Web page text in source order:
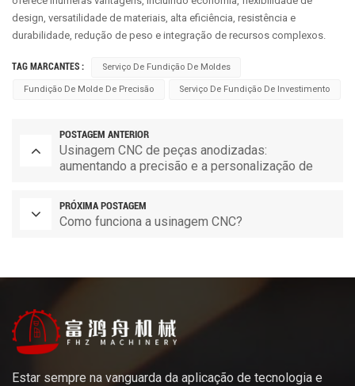
design, versatilidade de materiais, alta eficiência, resistência e
durabilidade, redução de peso e integração de recursos complexos.
TAG MARCANTES : Serviço De Fundição De Moldes
Fundição De Molde De Precisão Serviço De Fundição De Investimento
POSTAGEM ANTERIOR
Usinagem CNC de peças anodizadas:
aumentando a precisão e a personalização de
PRÓXIMA POSTAGEM
Como funciona a usinagem CNC?
Estar sempre na vanguarda da aplicação de tecnologia e